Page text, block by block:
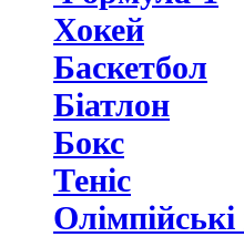
Хокей
Баскетбол
Біатлон
Бокс
Теніс
Олімпійські